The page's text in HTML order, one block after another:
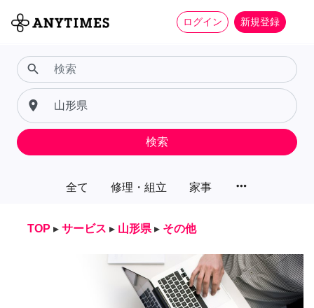
ログイン 新規登録
全て 修理・組立 家事 more_horiz
search
place
検索
TOP ▸ サービス ▸ 山形県 ▸ その他